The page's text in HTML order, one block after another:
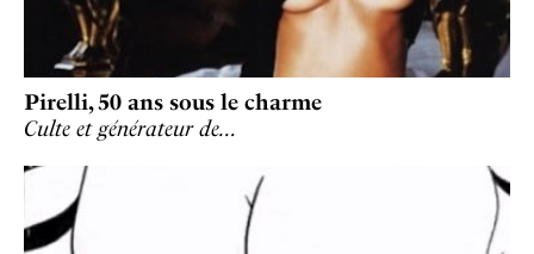
Pirelli, 50 ans sous le charme
Culte et générateur de…